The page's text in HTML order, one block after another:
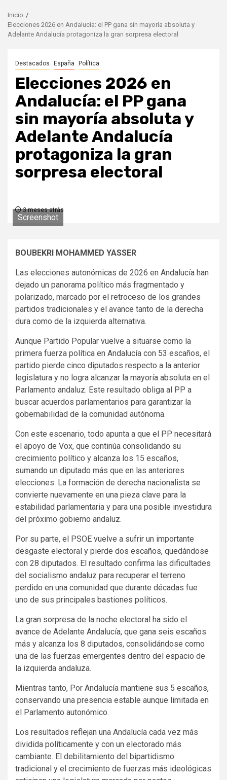
Inicio
Elecciones 2026 en Andalucía: el PP gana sin mayoría absoluta y
Adelante Andalucía protagoniza la gran sorpresa electoral
Destacados España Política
Elecciones 2026 en
Andalucía: el PP gana
sin mayoría absoluta y
Adelante Andalucía
protagoniza la gran
sorpresa electoral
3 meses atrás
Screenshot
BOUBEKRI MOHAMMED YASSER
Las elecciones autonómicas de 2026 en Andalucía han
dejado un panorama político más fragmentado y
polarizado, marcado por el retroceso de los grandes
partidos tradicionales y el avance tanto de la derecha
dura como de la izquierda alternativa.
Aunque Partido Popular vuelve a situarse como la
primera fuerza política en Andalucía con 53 escaños, el
partido pierde cinco diputados respecto a la anterior
legislatura y no logra alcanzar la mayoría absoluta en el
Parlamento andaluz. Este resultado obliga al PP a
buscar acuerdos parlamentarios para garantizar la
gobernabilidad de la comunidad autónoma.
Con este escenario, todo apunta a que el PP necesitará
el apoyo de Vox, que continúa consolidando su
crecimiento político y alcanza los 15 escaños,
sumando un diputado más que en las anteriores
elecciones. La formación de derecha nacionalista se
convierte nuevamente en una pieza clave para la
estabilidad parlamentaria y para una posible investidura
del próximo gobierno andaluz.
Por su parte, el PSOE vuelve a sufrir un importante
desgaste electoral y pierde dos escaños, quedándose
con 28 diputados. El resultado confirma las dificultades
del socialismo andaluz para recuperar el terreno
perdido en una comunidad que durante décadas fue
uno de sus principales bastiones políticos.
La gran sorpresa de la noche electoral ha sido el
avance de Adelante Andalucía, que gana seis escaños
más y alcanza los 8 diputados, consolidándose como
una de las fuerzas emergentes dentro del espacio de
la izquierda andaluza.
Mientras tanto, Por Andalucía mantiene sus 5 escaños,
conservando una presencia estable aunque limitada en
el Parlamento autonómico.
Los resultados reflejan una Andalucía cada vez más
dividida políticamente y con un electorado más
cambiante. El debilitamiento del bipartidismo
tradicional y el crecimiento de fuerzas más ideológicas